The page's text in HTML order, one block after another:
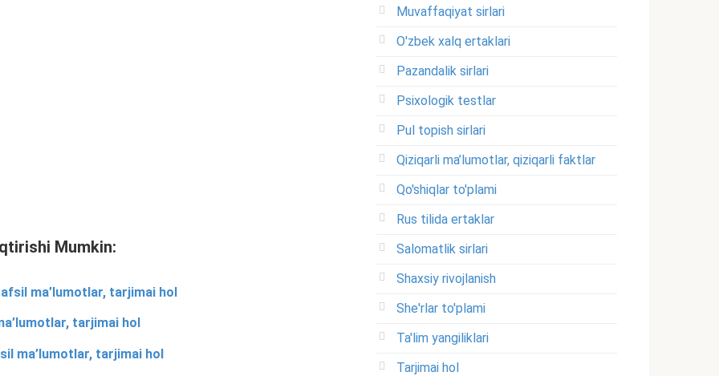
Mumkin:
ma’lumotlar, tarjimai hol
tarjimai hol
ma’lumotlar, tarjimai hol
Muvaffaqiyat sirlari
O'zbek xalq ertaklari
Pazandalik sirlari
Psixologik testlar
Pul topish sirlari
Qiziqarli ma’lumotlar, qiziqarli faktlar
Qo'shiqlar to'plami
Rus tilida ertaklar
Salomatlik sirlari
Shaxsiy rivojlanish
She'rlar to'plami
Ta'lim yangiliklari
Tarjimai hol